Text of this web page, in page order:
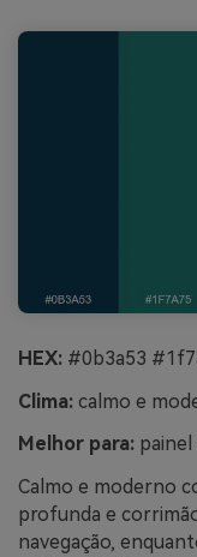
HEX: #0b3a53
Clima: calmo e
Melhor para: painel
Calmo e moderno
profunda e
navegação,